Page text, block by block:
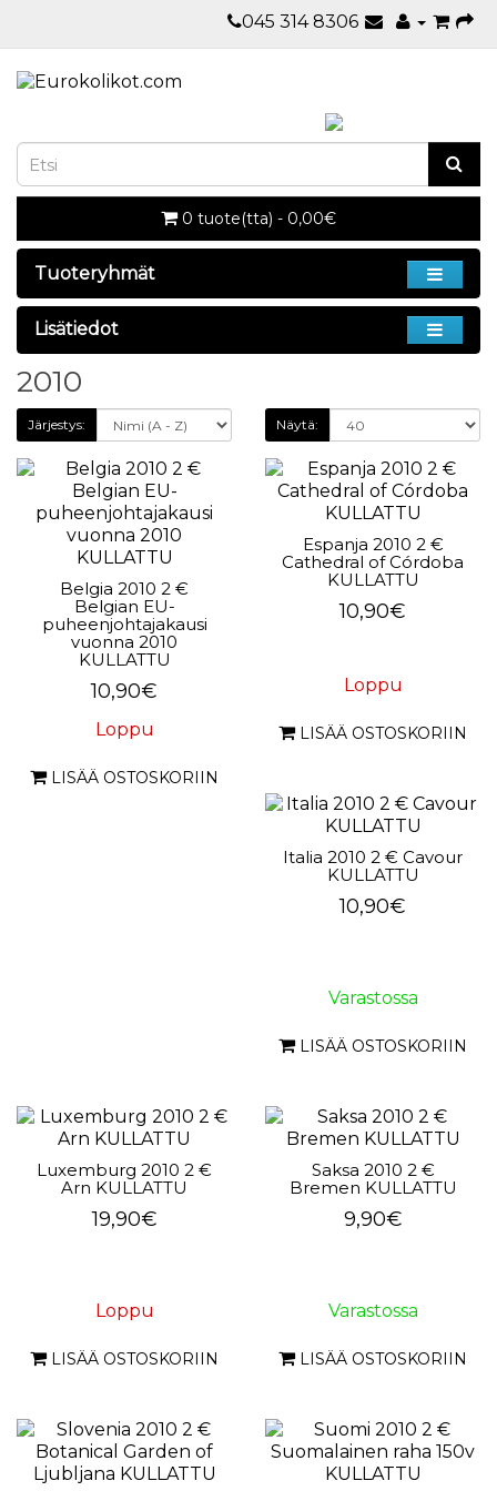
045 314 8306
0 tuote(tta) - 0,00€
Tuoteryhmät
Lisätiedot
2010
Järjestys: Näytä:
Belgia 2010 2 €
Belgian EU-
puheenjohtajakausi
vuonna 2010
KULLATTU
10,90€
Loppu
LISÄÄ OSTOSKORIIN
Espanja 2010 2 €
Cathedral of Córdoba
KULLATTU
10,90€
Loppu
LISÄÄ OSTOSKORIIN
Italia 2010 2 € Cavour
KULLATTU
10,90€
Varastossa
LISÄÄ OSTOSKORIIN
Luxemburg 2010 2 €
Arn KULLATTU
19,90€
Loppu
LISÄÄ OSTOSKORIIN
Saksa 2010 2 €
Bremen KULLATTU
9,90€
Varastossa
LISÄÄ OSTOSKORIIN